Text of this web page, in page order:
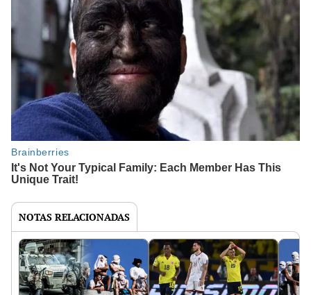
NOTAS RELACIONADAS